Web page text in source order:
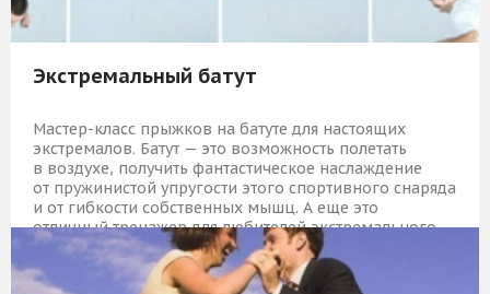
Экстремальный батут
Мастер-класс прыжков на батуте для настоящих
экстремалов. Батут — это возможность полетать
в воздухе, получить фантастическое наслаждение
от пружинистой упругости этого спортивного снаряда
и от гибкости собственных мышц. А еще это
отличный тренажер для любителей экстремального
спорта!